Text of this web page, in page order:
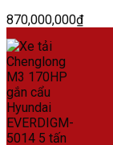
870,000,000₫